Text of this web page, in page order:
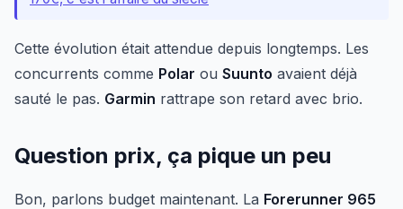
Cette évolution était attendue depuis longtemps. Les
concurrents comme Polar ou Suunto avaient déjà
sauté le pas. Garmin rattrape son retard avec brio.
Question prix, ça pique un peu
Bon, parlons budget maintenant. La Forerunner 965